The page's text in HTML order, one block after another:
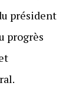
président
progrès